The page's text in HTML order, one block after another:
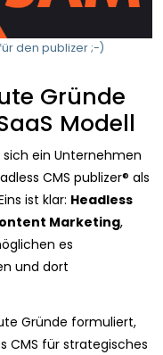
den publizer ;-)
Gründe
Modell
ein Unternehmen
CMS publizer® als
ist klar: Headless
Marketing,
es
und dort
Gründe formuliert,
CMS für strategisches